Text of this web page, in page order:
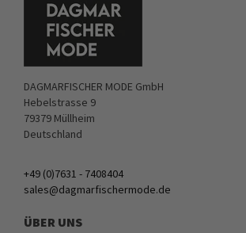
DAGMARFISCHER MODE GmbH
Hebelstrasse 9
79379 Müllheim
Deutschland
+49 (0)7631 - 7408404
sales@dagmarfischermode.de
ÜBER UNS